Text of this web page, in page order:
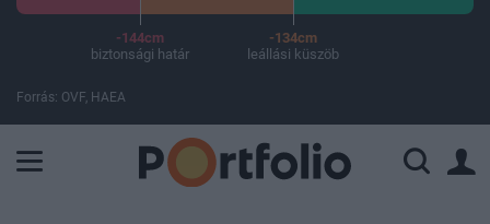
-144cm
biztonsági határ
-134cm
leállási küszöb
Forrás: OVF, HAEA